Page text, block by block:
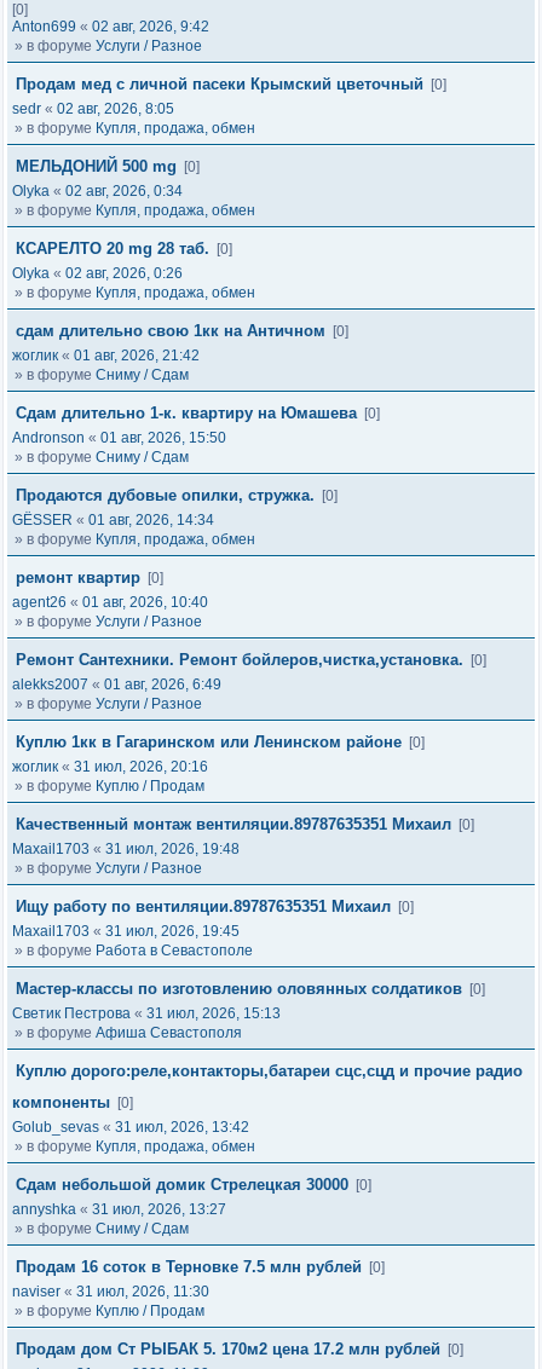
[0]
Anton699 « 02 авг, 2026, 9:42
» в форуме Услуги / Разное
Продам мед с личной пасеки Крымский цветочный
[0]
sedr « 02 авг, 2026, 8:05
» в форуме Купля, продажа, обмен
МЕЛЬДОНИЙ 500 mg
[0]
Olyka « 02 авг, 2026, 0:34
» в форуме Купля, продажа, обмен
КСАРЕЛТО 20 mg 28 таб.
[0]
Olyka « 02 авг, 2026, 0:26
» в форуме Купля, продажа, обмен
сдам длительно свою 1кк на Античном
[0]
жоглик « 01 авг, 2026, 21:42
» в форуме Сниму / Сдам
Сдам длительно 1-к. квартиру на Юмашева [0]
Andronson « 01 авг, 2026, 15:50
» в форуме Сниму / Сдам
Продаются дубовые опилки, стружка.
[0]
GЁSSER « 01 авг, 2026, 14:34
» в форуме Купля, продажа, обмен
ремонт квартир [0]
agent26 « 01 авг, 2026, 10:40
» в форуме Услуги / Разное
Ремонт Сантехники. Ремонт бойлеров,чистка,установка.
[0]
alekks2007 « 01 авг, 2026, 6:49
» в форуме Услуги / Разное
Куплю 1кк в Гагаринском или Ленинском районе [0]
жоглик « 31 июл, 2026, 20:16
» в форуме Куплю / Продам
Качественный монтаж вентиляции.89787635351 Михаил [0]
Maxail1703 « 31 июл, 2026, 19:48
» в форуме Услуги / Разное
Ищу работу по вентиляции.89787635351 Михаил [0]
Maxail1703 « 31 июл, 2026, 19:45
» в форуме Работа в Севастополе
Мастер-классы по изготовлению оловянных солдатиков [0]
Светик Пестрова « 31 июл, 2026, 15:13
» в форуме Афиша Севастополя
Куплю дорого:реле,контакторы,батареи сцс,сцд и прочие радио
компоненты [0]
Golub_sevas « 31 июл, 2026, 13:42
» в форуме Купля, продажа, обмен
Сдам небольшой домик Стрелецкая 30000 [0]
annyshka « 31 июл, 2026, 13:27
» в форуме Сниму / Сдам
Продам 16 соток в Терновке 7.5 млн рублей
[0]
naviser « 31 июл, 2026, 11:30
» в форуме Куплю / Продам
Продам дом Ст РЫБАК 5. 170м2 цена 17.2 млн рублей
[0]